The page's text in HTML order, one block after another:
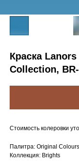
Краска
Collection,
Стоимость колеровки
Палитра: Original
Коллекция: Brights